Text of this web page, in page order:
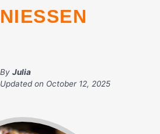
By Julia
Updated on October 12, 2025